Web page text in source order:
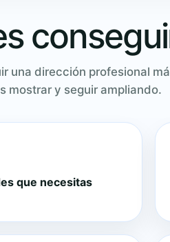
una dirección profesional
mostrar y seguir ampliando.
que necesitas